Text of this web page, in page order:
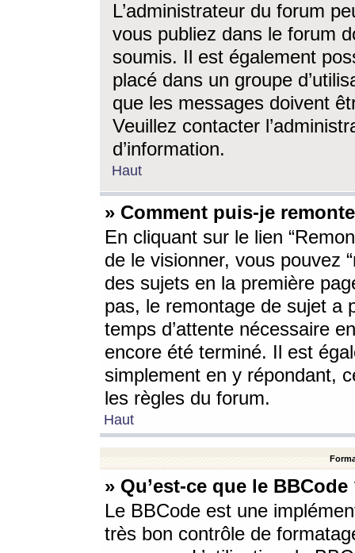
L’administrateur du forum
vous publiez dans le forum
soumis. Il est également
placé dans un groupe
que les messages doivent
Veuillez contacter
d’information.
Haut
» Comment puis-je
En cliquant sur le lien
de le visionner, vous pouvez
des sujets en la première
pas, le remontage de sujet a
temps d’attente nécessaire
encore été terminé. Il est
simplement en y répondant,
les règles du forum.
Haut
» Qu’est-ce que le BBCode
Le BBCode est une
très bon contrôle de